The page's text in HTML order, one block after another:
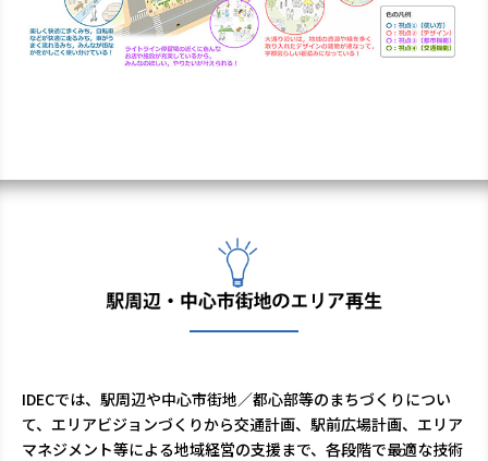
IDECでは、駅周辺や中心市街地／都心部等のまちづくりについ
て、エリアビジョンづくりから交通計画、駅前広場計画、エリア
マネジメント等による地域経営の支援まで、各段階で最適な技術